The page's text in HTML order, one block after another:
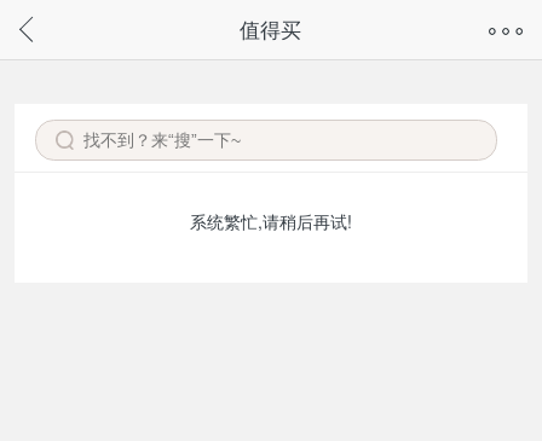
请通过微信或支付宝搜“奇兔客小程序”访问
值得买
系统繁忙,请稍后再试!